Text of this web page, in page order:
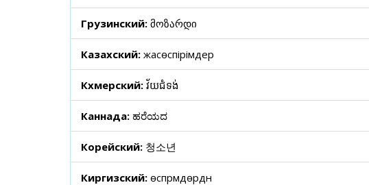
Грузинский: მოზარდი
Казахский: жасөспірімдер
Кхмерский: វ័យជំទង់
Каннада: ಹರೆಯದ
Корейский: 청소년
Киргизский: өспүрүмдөрдүн